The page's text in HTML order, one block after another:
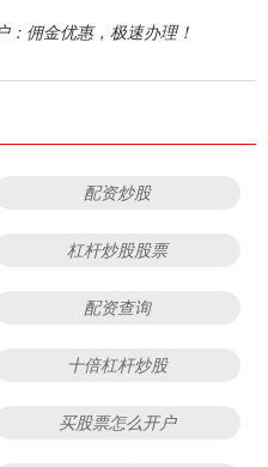
：佣金优惠，极速办理！
配资炒股
杠杆炒股股票
配资查询
十倍杠杆炒股
买股票怎么开户